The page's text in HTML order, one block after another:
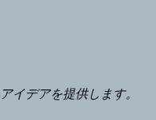
イデアを提供します。